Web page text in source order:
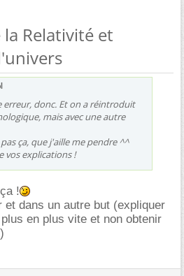
Relativité et
erreur, donc. Et on a réintroduit
mais avec une autre
ça, que j'aille me pendre ^^
vos explications !
!
et dans un autre but (expliquer
en plus vite et non obtenir